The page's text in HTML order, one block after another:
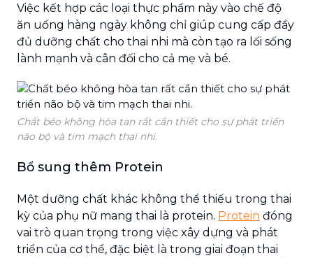
Việc kết hợp các loại thực phẩm này vào chế độ
ăn uống hàng ngày không chỉ giúp cung cấp đầy
đủ dưỡng chất cho thai nhi mà còn tạo ra lối sống
lành mạnh và cân đối cho cả mẹ và bé.
Chất béo không hòa tan rất cần thiết cho sự phát triển
não bộ và tim mạch thai nhi.
Bổ sung thêm Protein
Một dưỡng chất khác không thể thiếu trong thai
kỳ của phụ nữ mang thai là protein. Protein đóng
vai trò quan trọng trong việc xây dựng và phát
triển của cơ thể, đặc biệt là trong giai đoạn thai